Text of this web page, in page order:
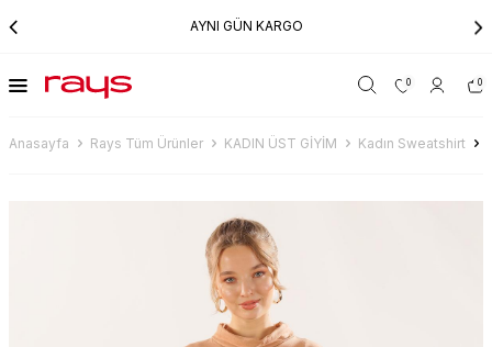
AYNI GÜN KARGO
0 0
Anasayfa Rays Tüm Ürünler KADIN ÜST GİYİM Kadın Sweatshirt